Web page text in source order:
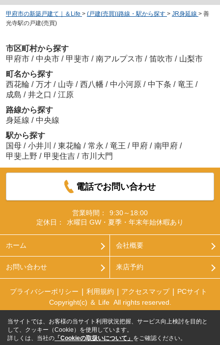
甲府市の新築戸建て｜＆Life > (戸建(売買))路線・駅から探す > JR身延線 > 善
光寺駅の戸建(売買)
市区町村から探す
甲府市 / 中央市 / 甲斐市 / 南アルプス市 / 笛吹市 / 山梨市
町名から探す
西花輪 / 万才 / 山寺 / 西八幡 / 中小河原 / 中下条 / 竜王 /
成島 / 井之口 / 江原
路線から探す
身延線 / 中央線
駅から探す
国母 / 小井川 / 東花輪 / 常永 / 竜王 / 甲府 / 南甲府 /
甲斐上野 / 甲斐住吉 / 市川大門
電話でお問い合わせ
営業時間：
9:30～18:00
定休日：
水曜日 GW・夏季・年末年始休暇あり
ホーム 会社概要
お問い合わせ 来店予約
プライバシーポリシー 利用規約 アクセスマップ
PCサイト
Copyright(c) ＆ Life All rights reserved.
当サイトでは、お客様の当サイト利用状況把握、サービス向上検討を目的と
して、クッキー（Cookie）を使用しています。
詳しくは、当社の 「Cookieの取扱いについて」 をご確認ください。